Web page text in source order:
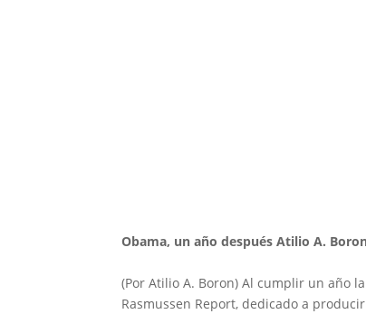
Obama, un año después Atilio A.
(Por Atilio A. Boron) Al cumplir un año
Rasmussen Report, dedicado a